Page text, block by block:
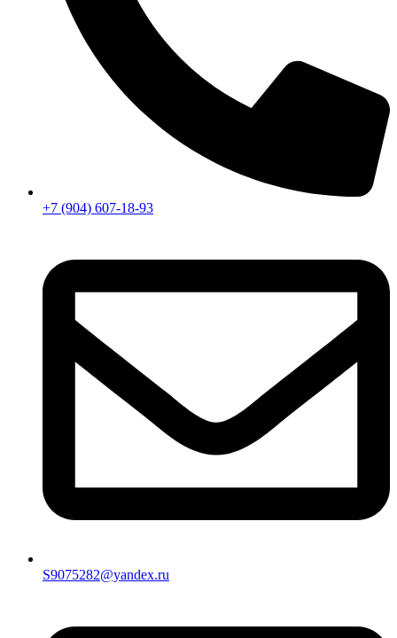
+7 (904) 607-18-93
S9075282@yandex.ru